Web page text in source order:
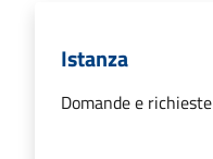
Istanza
Domande e richieste